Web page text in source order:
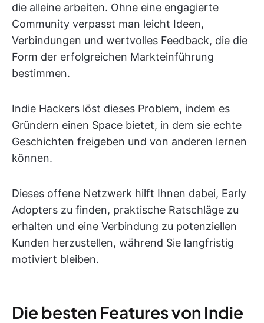
die alleine arbeiten. Ohne eine engagierte
Community verpasst man leicht Ideen,
Verbindungen und wertvolles Feedback, die die
Form der erfolgreichen Markteinführung
bestimmen.
Indie Hackers löst dieses Problem, indem es
Gründern einen Space bietet, in dem sie echte
Geschichten freigeben und von anderen lernen
können.
Dieses offene Netzwerk hilft Ihnen dabei, Early
Adopters zu finden, praktische Ratschläge zu
erhalten und eine Verbindung zu potenziellen
Kunden herzustellen, während Sie langfristig
motiviert bleiben.
Die besten Features von Indie